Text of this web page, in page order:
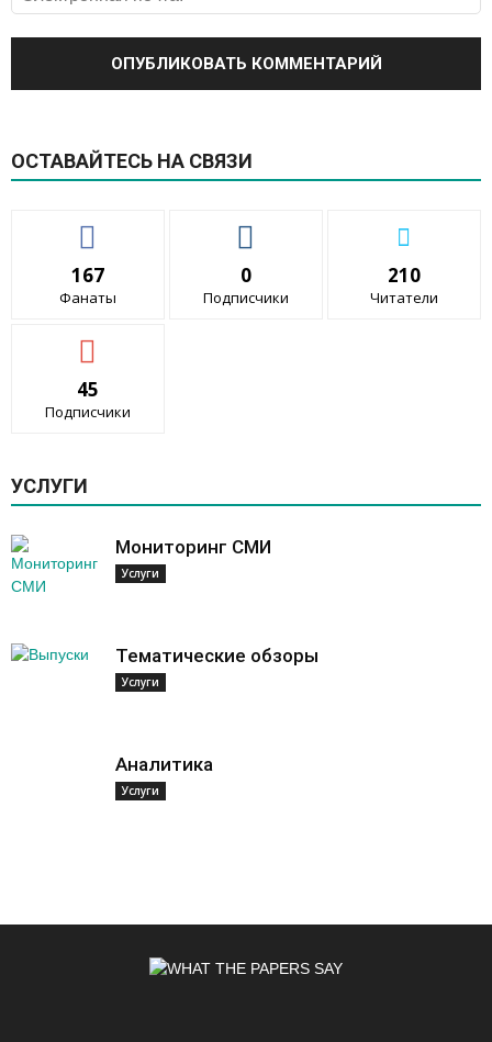
ОСТАВАЙТЕСЬ НА СВЯЗИ
167
Фанаты
0
Подписчики
210
Читатели
45
Подписчики
УСЛУГИ
Мониторинг СМИ
Услуги
Тематические обзоры
Услуги
Аналитика
Услуги